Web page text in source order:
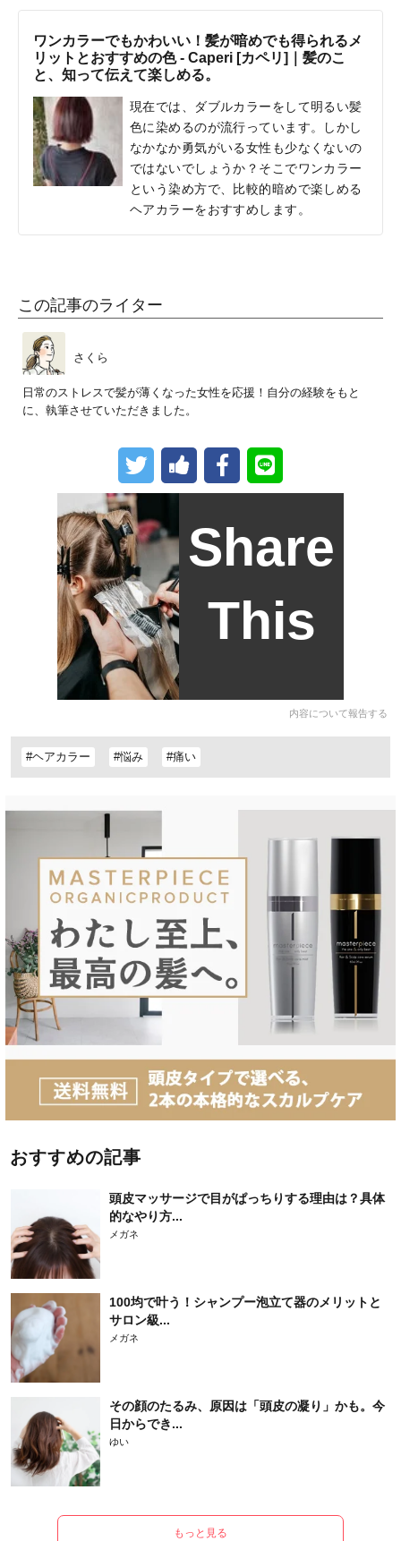
ワンカラーでもかわいい！髪が暗めでも得られるメ
リットとおすすめの色 - Caperi [カペリ]｜髪のこ
と、知って伝えて楽しめる。
現在では、ダブルカラーをして明るい髪
色に染めるのが流行っています。しかし
なかなか勇気がいる女性も少なくないの
ではないでしょうか？そこでワンカラー
という染め方で、比較的暗めで楽しめる
ヘアカラーをおすすめします。
この記事のライター
さくら
日常のストレスで髪が薄くなった女性を応援！自分の経験をもと
に、執筆させていただきました。
Share
This
内容について報告する
#ヘアカラー #悩み #痛い
おすすめの記事
頭皮マッサージで目がぱっちりする理由は？具体
的なやり方...
メガネ
100均で叶う！シャンプー泡立て器のメリットと
サロン級...
メガネ
その顔のたるみ、原因は「頭皮の凝り」かも。今
日からでき...
ゆい
もっと見る